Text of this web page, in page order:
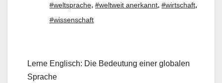
#weltsprache, #weltweit anerkannt, #wirtschaft,
#wissenschaft
Lerne Englisch: Die Bedeutung einer globalen
Sprache